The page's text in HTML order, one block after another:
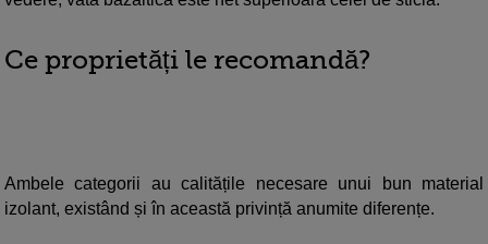
Ce proprietăți le recomandă?
Ambele categorii au calitățile necesare unui bun material
izolant, existând și în această privință anumite diferențe.